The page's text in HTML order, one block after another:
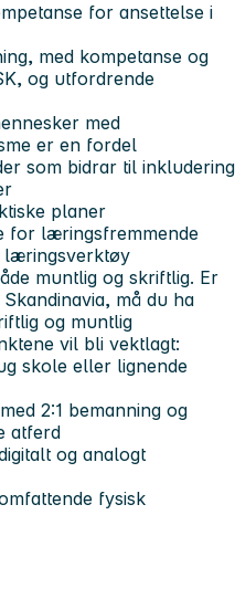
for ansettelse i
med kompetanse og
og utfordrende
med
er en fordel
som bidrar til inkludering
planer
for læringsfremmende
læringsverktøy
muntlig og skriftlig. Er
må du ha
og muntlig
vil bli vektlagt:
skole eller lignende
2:1 bemanning og
atferd
og analogt
fysisk